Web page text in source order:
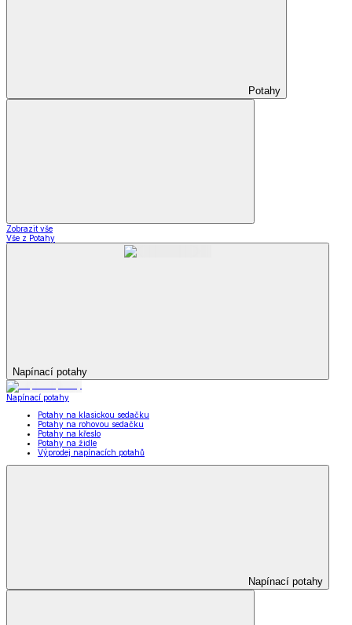
Potahy
Zobrazit vše
Vše z Potahy
Napínací potahy
Napínací potahy
Potahy na klasickou sedačku
Potahy na rohovou sedačku
Potahy na křeslo
Potahy na židle
Výprodej napínacích potahů
Napínací potahy